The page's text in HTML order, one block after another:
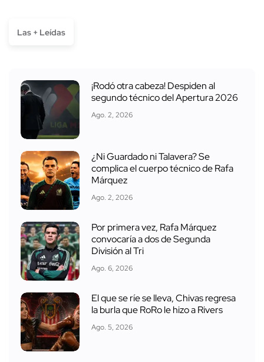
Las + Leídas
¡Rodó otra cabeza! Despiden al
segundo técnico del Apertura 2026
Ago. 2, 2026
¿Ni Guardado ni Talavera? Se
complica el cuerpo técnico de Rafa
Márquez
Ago. 2, 2026
Por primera vez, Rafa Márquez
convocaría a dos de Segunda
División al Tri
Ago. 6, 2026
El que se ríe se lleva, Chivas regresa
la burla que RoRo le hizo a Rivers
Ago. 5, 2026